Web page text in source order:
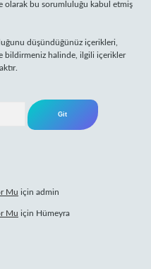
olarak bu sorumluluğu kabul etmiş
düşündüğünüz içerikleri,
bildirmeniz halinde, ilgili içerikler
Mu için admin
Mu için Hümeyra